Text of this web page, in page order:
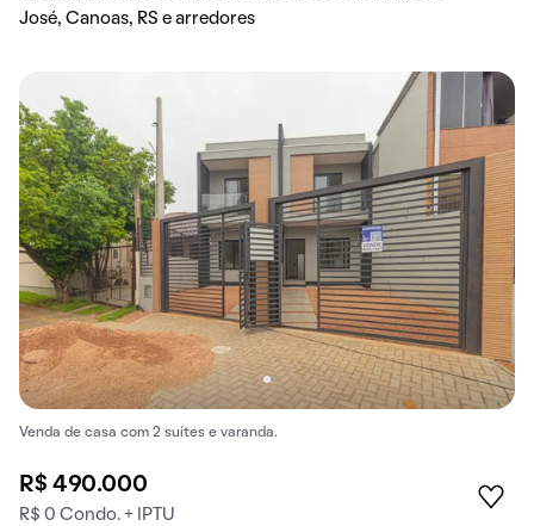
José, Canoas, RS e arredores
Venda de casa com 2 suítes e varanda.
R$ 490.000
R$ 0 Condo. + IPTU